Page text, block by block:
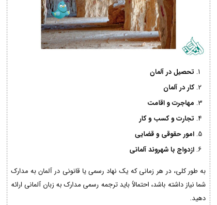
تحصیل در آلمان
کار در آلمان
مهاجرت و اقامت
تجارت و کسب و کار
امور حقوقی و قضایی
ازدواج با شهروند آلمانی
به طور کلی، در هر زمانی که یک نهاد رسمی یا قانونی در آلمان به مدارک
شما نیاز داشته باشد، احتمالاً باید ترجمه رسمی مدارک به زبان آلمانی ارائه
دهید.